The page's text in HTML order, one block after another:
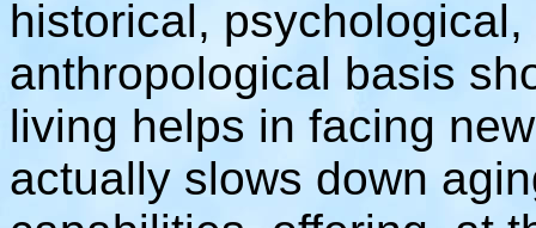
historical,
anthropological basis
living helps in facing
actually slows down